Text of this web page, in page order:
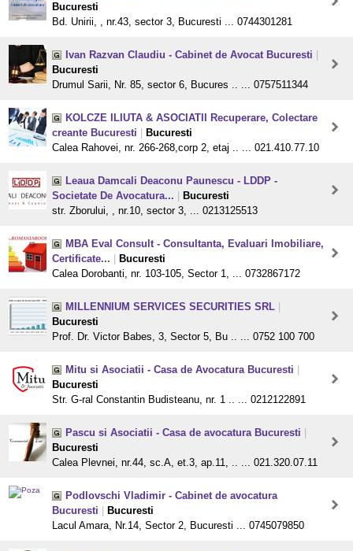
Bucuresti
Bd. Unirii, , nr.43, sector 3, Bucuresti ... 0744301281
Ivan Razvan Claudiu - Cabinet de Avocat Bucuresti
Bucuresti
Drumul Sarii, Nr. 85, sector 6, Bucures .. ... 0757511344
KOLCZE ILIUTA & ASOCIATII Recuperare, Colectare
creante Bucuresti
Bucuresti
Calea Rahovei, nr. 266-268,corp 2, etaj .. ... 021.410.77.10
Leaua Damcali Deaconu Paunescu - LDDP -
Societate De Avocatura...
Bucuresti
str. Zborului, , nr.10, sector 3, ... 0213125513
MBA Eval Consult - Consultanta, Evaluari Imobiliare,
Certificate...
Bucuresti
Calea Dorobanti, nr. 103-105, Sector 1, ... 0732867172
MILLENNIUM SERVICES SECURITIES SRL
Bucuresti
Prof. Dr. Victor Babes, 3, Sector 5, Bu .. ... 0752 100 700
Mitu si Asociatii - Casa de Avocatura Bucuresti
Bucuresti
Str. G-ral Constantin Budisteanu, nr. 1 .. ... 0212122891
Pascu si Asociatii - Casa de avocatura Bucuresti
Bucuresti
Calea Plevnei, nr.44, sc.A, et.3, ap.11, .. ... 021.320.07.11
Podlovschi Vladimir - Cabinet de avocatura
Bucuresti
Bucuresti
Lacul Amara, Nr.14, Sector 2, Bucuresti ... 0745079850